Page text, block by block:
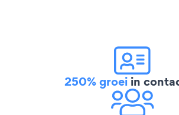
250% groei in